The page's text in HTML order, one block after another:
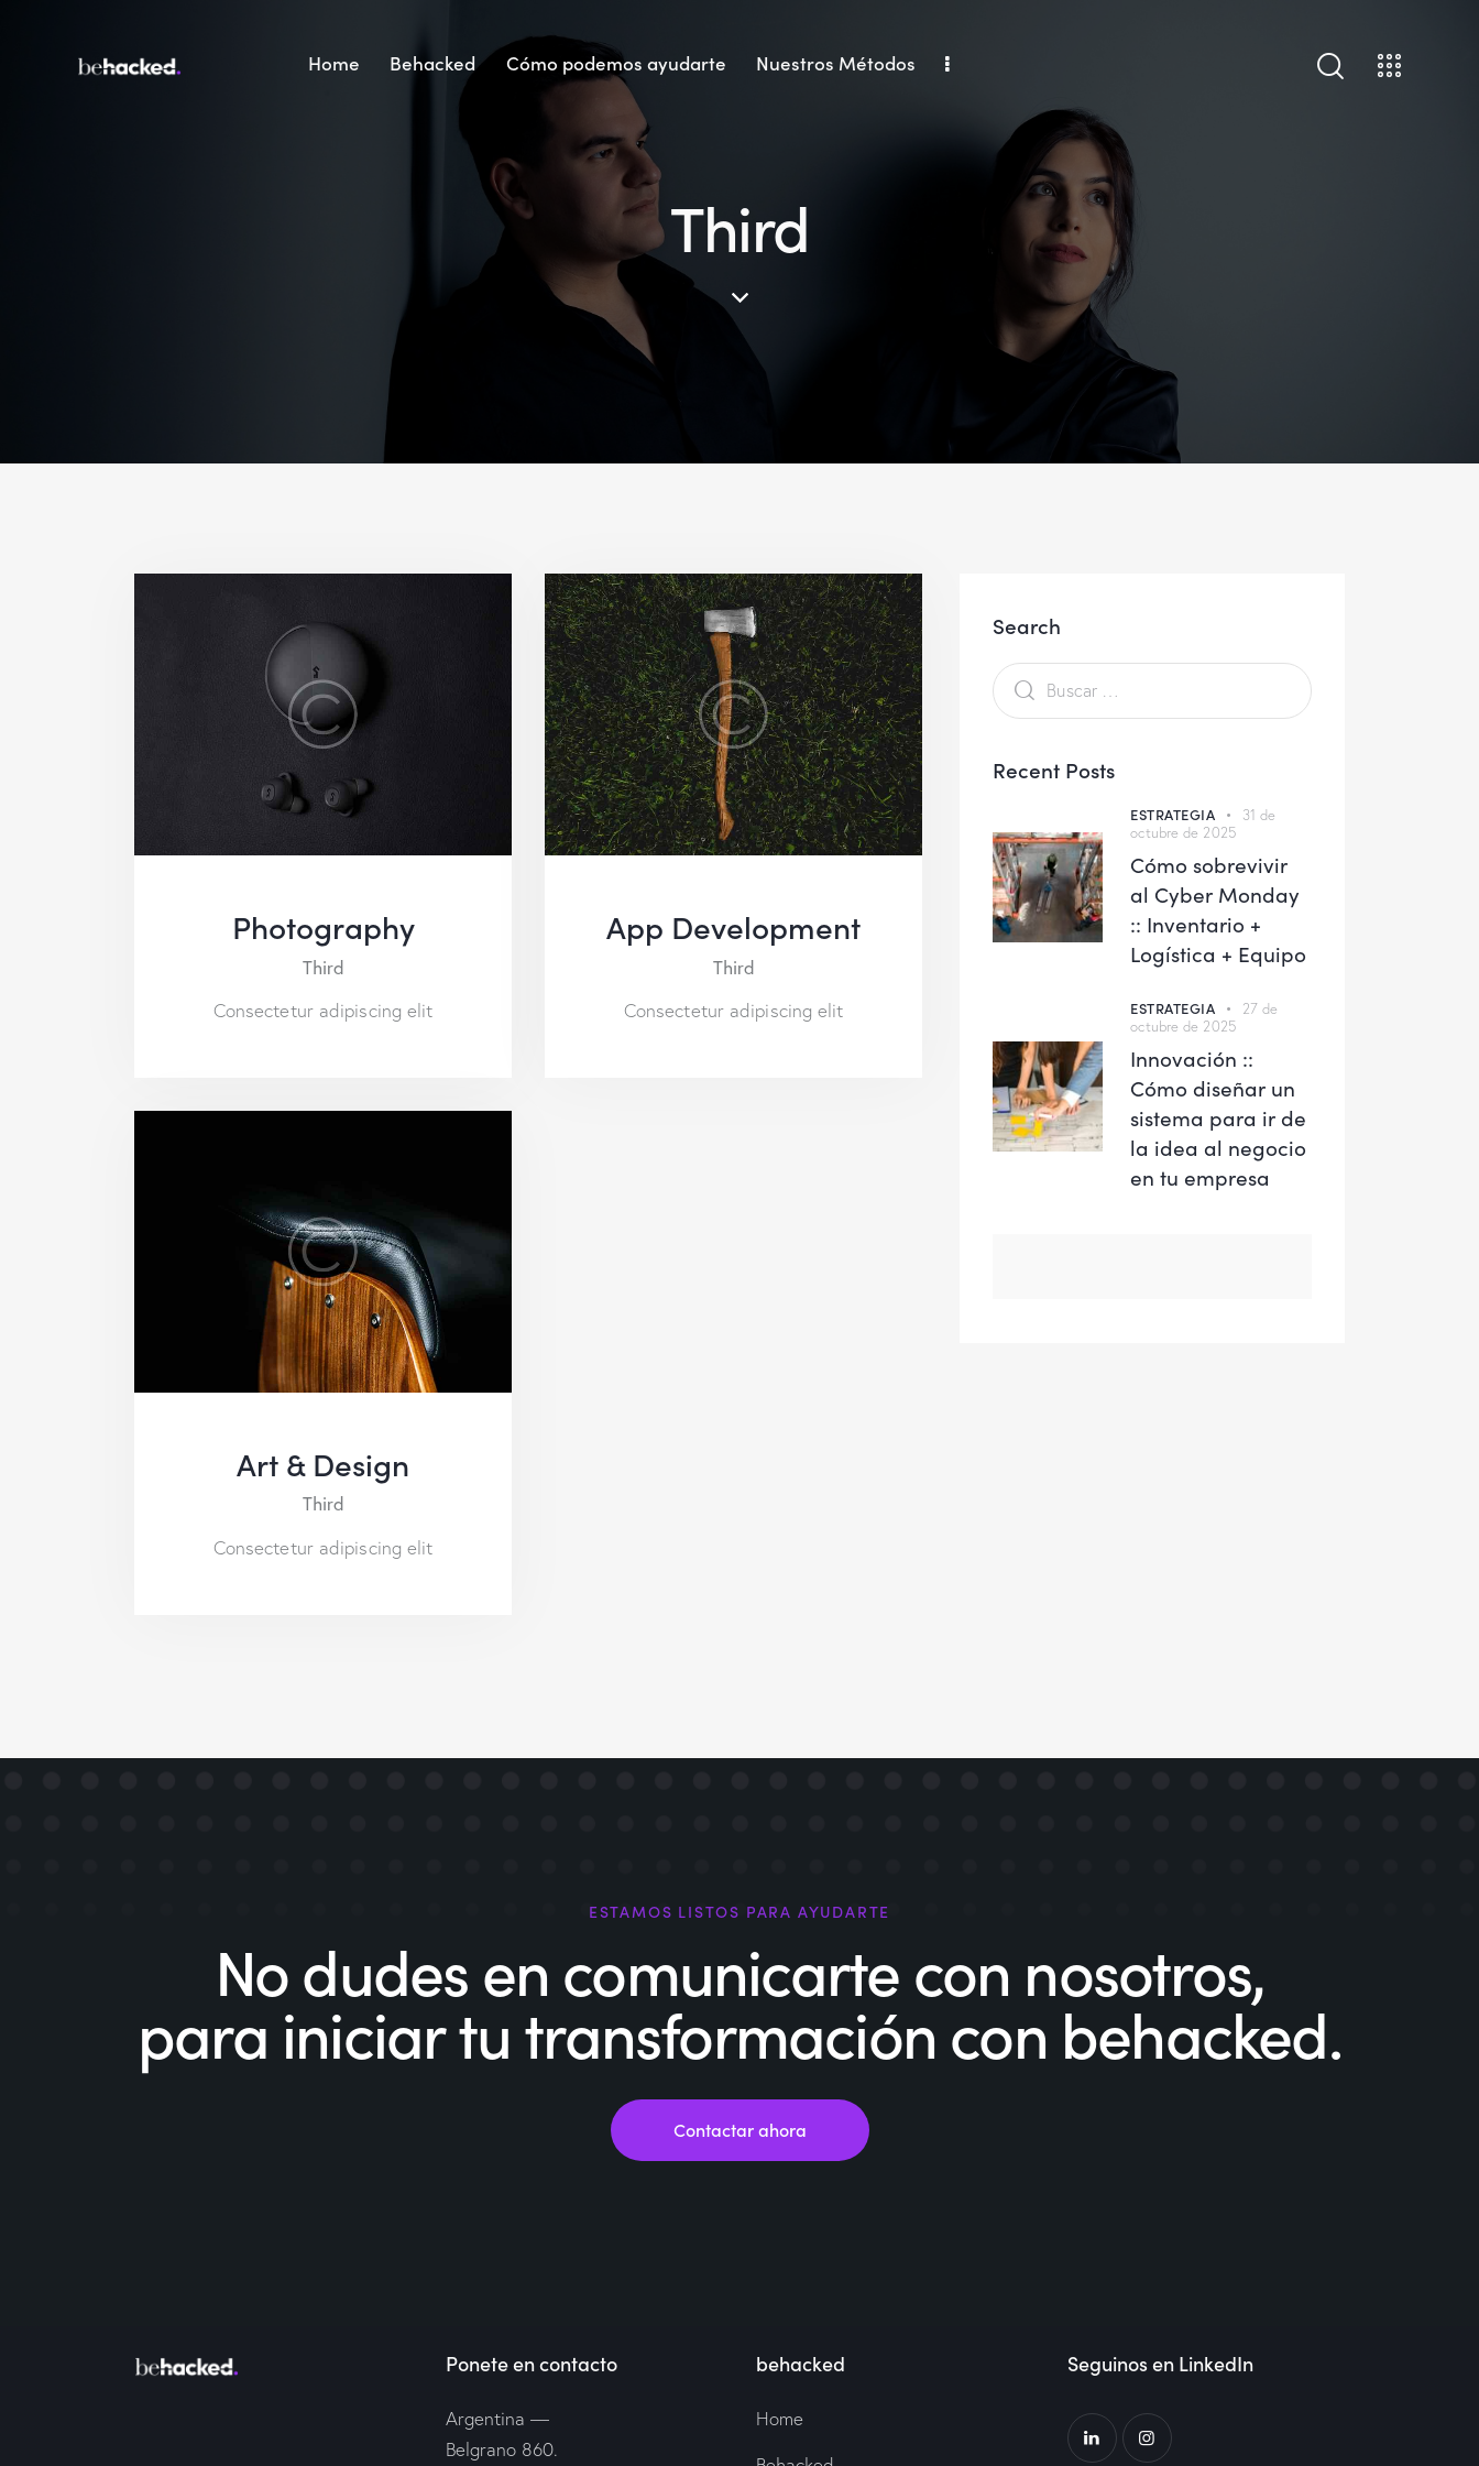
Home Behacked Cómo podemos ayudarte Nuestros Métodos
Third
Photography
Third
Consectetur adipiscing elit
App Development
Third
Consectetur adipiscing elit
Art & Design
Third
Consectetur adipiscing elit
Search
Recent Posts
ESTRATEGIA
31 de
octubre de 2025
Cómo sobrevivir
al Cyber Monday
:: Inventario +
Logística + Equipo
ESTRATEGIA
27 de
octubre de 2025
Innovación ::
Cómo diseñar un
sistema para ir de
la idea al negocio
en tu empresa
ESTAMOS LISTOS PARA AYUDARTE
No dudes en comunicarte con nosotros,
para iniciar tu transformación con behacked.
Contactar ahora
Ponete en contacto
Argentina —
Belgrano 860.
behacked
Home
Seguinos en LinkedIn